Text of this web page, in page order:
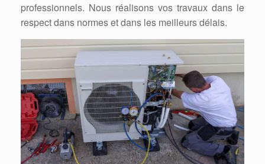
professionnels. Nous réalisons vos travaux dans le
respect dans normes et dans les meilleurs délais.